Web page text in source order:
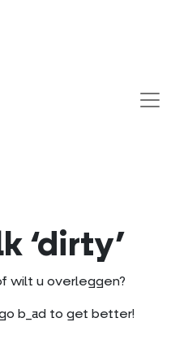
‘dirty’
wilt u overleggen?
b_ad to get better!